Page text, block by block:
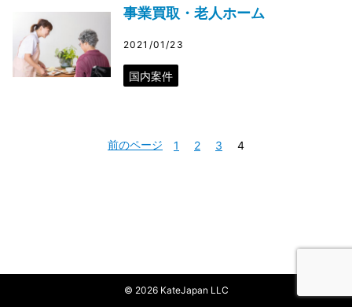
事業買取・老人ホーム
2021/01/23
国内案件
前のページ 1 2 3 4
© 2026 KateJapan LLC